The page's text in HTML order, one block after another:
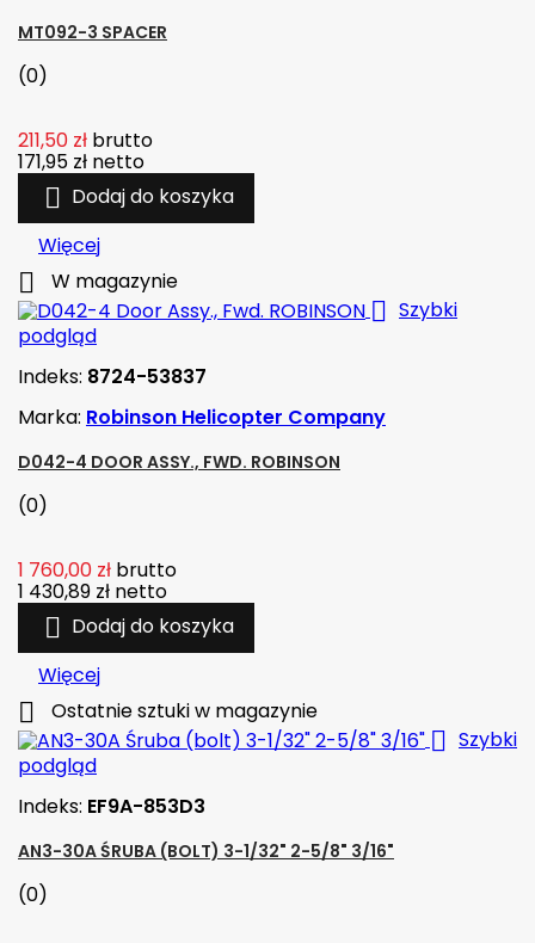
MT092-3 SPACER
(0)
211,50 zł brutto
171,95 zł netto
 Dodaj do koszyka
Więcej
 W magazynie
 Szybki
podgląd
Indeks: 8724-53837
Marka: Robinson Helicopter Company
D042-4 DOOR ASSY., FWD. ROBINSON
(0)
1 760,00 zł brutto
1 430,89 zł netto
 Dodaj do koszyka
Więcej
 Ostatnie sztuki w magazynie
 Szybki
podgląd
Indeks: EF9A-853D3
AN3-30A ŚRUBA (BOLT) 3-1/32" 2-5/8" 3/16"
(0)